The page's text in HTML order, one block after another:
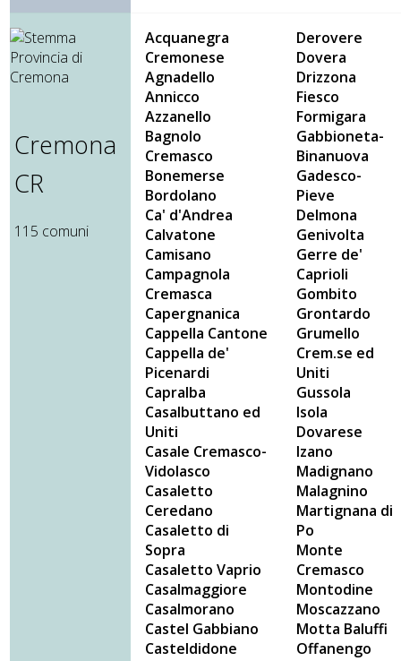
Cremona
CR
115 comuni
Acquanegra
Cremonese
Agnadello
Annicco
Azzanello
Bagnolo
Cremasco
Bonemerse
Bordolano
Ca' d'Andrea
Calvatone
Camisano
Campagnola
Cremasca
Capergnanica
Cappella Cantone
Cappella de'
Picenardi
Capralba
Casalbuttano ed
Uniti
Casale Cremasco-
Vidolasco
Casaletto
Ceredano
Casaletto di
Sopra
Casaletto Vaprio
Casalmaggiore
Casalmorano
Castel Gabbiano
Casteldidone
Derovere
Dovera
Drizzona
Fiesco
Formigara
Gabbioneta-
Binanuova
Gadesco-
Pieve
Delmona
Genivolta
Gerre de'
Caprioli
Gombito
Grontardo
Grumello
Crem.se ed
Uniti
Gussola
Isola
Dovarese
Izano
Madignano
Malagnino
Martignana di
Po
Monte
Cremasco
Montodine
Moscazzano
Motta Baluffi
Offanengo